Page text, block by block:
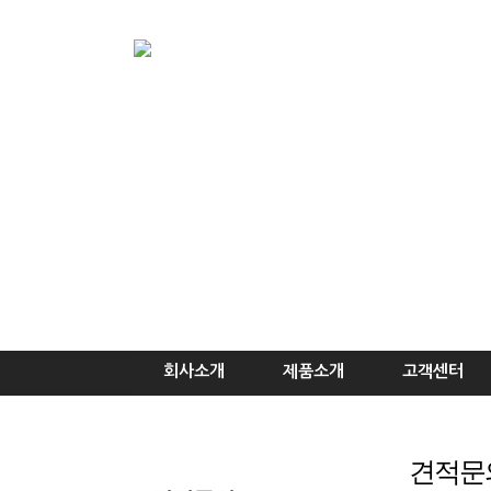
회사소개
인사말 조직도 찾아오시는길
제품소개
PC트렌치 PC트렌치 받침데크 AL/SUS 절곡
고객센터
공지사항
견적문